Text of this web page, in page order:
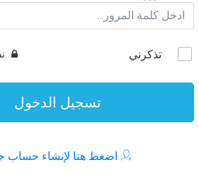
تذكرني
تسجيل الدخول
اضغط هنا لإنشاء حساب